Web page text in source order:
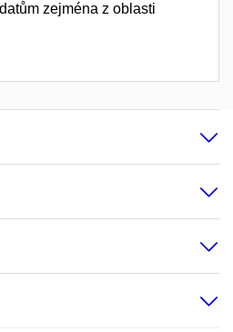
zejména z oblasti